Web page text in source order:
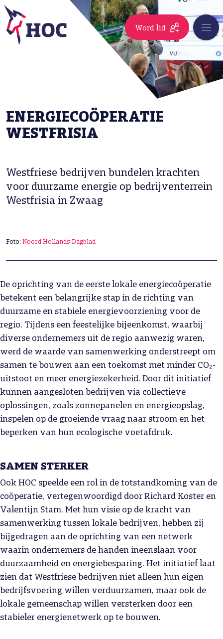
Word lid
ENERGIECOÖPERATIE
WESTFRISIA
Westfriese bedrijven bundelen krachten
voor duurzame energie op bedrijventerrein
Westfrisia in Zwaag
Foto: Noord Hollands Dagblad
De oprichting van de eerste lokale energiecoöperatie
betekent een belangrijke stap in de richting van
duurzame en stabiele energievoorziening voor de
regio. Tijdens een feestelijke bijeenkomst, waarbij
diverse ondernemers uit de regio aanwezig waren,
werd de waarde van samenwerking onderstreept om
samen te bouwen aan een toekomst met minder CO₂-
uitstoot en meer energiezekerheid. Door dit initiatief
kunnen aangesloten bedrijven via collectieve
oplossingen, zoals zonnepanelen en energieopslag,
inspelen op de groeiende vraag naar stroom en het
beperken van hun ecologische voetafdruk.
SAMEN STERKER
Ook HOC speelde een rol in de totstandkoming van de
coöperatie, vertegenwoordigd door Richard Koster en
Valentijn Stam. Met hun visie op de kracht van
samenwerking tussen lokale bedrijven, hebben zij
bijgedragen aan de oprichting van een netwerk
waarin ondernemers de handen ineenslaan voor
duurzaamheid en energiebesparing. Het initiatief laat
zien dat Westfriese bedrijven niet alleen hun eigen
bedrijfsvoering willen verduurzamen, maar ook de
lokale gemeenschap willen versterken door een
stabieler energienetwerk op te bouwen.